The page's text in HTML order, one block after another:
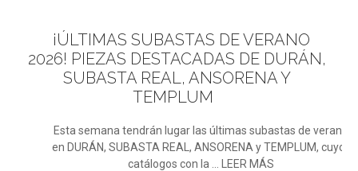
¡ÚLTIMAS SUBASTAS DE VERANO
2026! PIEZAS DESTACADAS DE DURÁN,
SUBASTA REAL, ANSORENA Y
TEMPLUM
Esta semana tendrán lugar las últimas subastas de verano
en DURÁN, SUBASTA REAL, ANSORENA y TEMPLUM, cuyos
catálogos con la ... LEER MÁS